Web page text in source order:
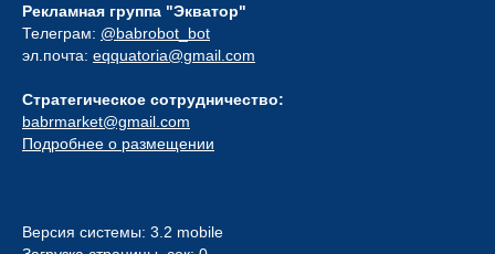
Рекламная группа "Экватор"
Телеграм: @babrobot_bot
эл.почта: eqquatoria@gmail.com
Стратегическое сотрудничество:
babrmarket@gmail.com
Подробнее о размещении
Версия системы: 3.2 mobile